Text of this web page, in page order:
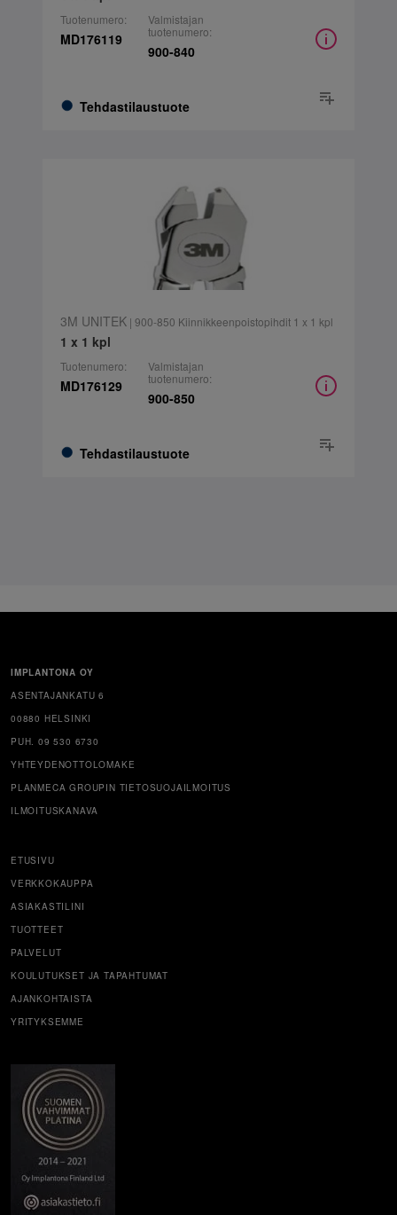
Tuotenumero:
MD176119
Tehdastilaustuote
Valmistajan
tuotenumero:
900-840
3M UNITEK| 900-850 Kiinnikkeenpoistopihdit 1 x 1 kpl
1 x 1 kpl
Tuotenumero:
MD176129
Tehdastilaustuote
Valmistajan
tuotenumero:
900-850
IMPLANTONA OY
ASENTAJANKATU 6
00880 HELSINKI
PUH. 09 530 6730
YHTEYDENOTTOLOMAKE
PLANMECA GROUPIN TIETOSUOJAILMOITUS
ILMOITUSKANAVA
ETUSIVU
VERKKOKAUPPA
ASIAKASTILINI
TUOTTEET
PALVELUT
KOULUTUKSET JA TAPAHTUMAT
AJANKOHTAISTA
YRITYKSEMME